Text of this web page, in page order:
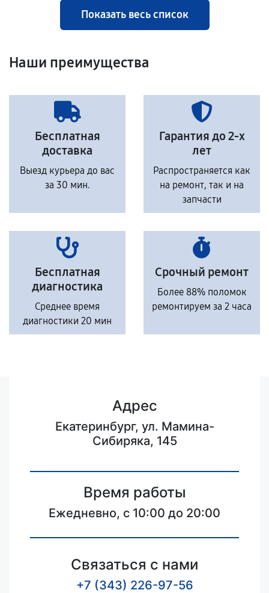
Показать весь список
Наши преимущества
Бесплатная
доставка
Выезд курьера до вас
за 30 мин.
Гарантия до 2-х
лет
Распространяется как
на ремонт, так и на
запчасти
Бесплатная
диагностика
Среднее время
диагностики 20 мин
Срочный ремонт
Более 88% поломок
ремонтируем за 2 часа
Адрес
Екатеринбург, ул. Мамина-
Сибиряка, 145
Время работы
Ежедневно, с 10:00 до 20:00
Связаться с нами
+7 (343) 226-97-56